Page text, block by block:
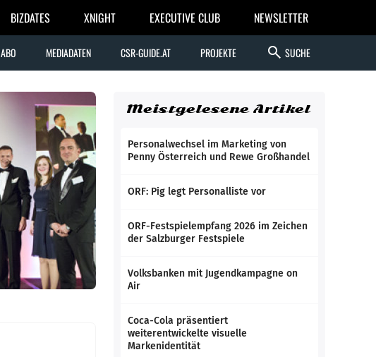
BIZDATES XNIGHT EXECUTIVE CLUB NEWSLETTER
ABO MEDIADATEN CSR-GUIDE.AT PROJEKTE search SUCHE
Meistgelesene Artikel
Personalwechsel im Marketing von
Penny Österreich und Rewe Großhandel
ORF: Pig legt Personalliste vor
ORF-Festspielempfang 2026 im Zeichen
der Salzburger Festspiele
Volksbanken mit Jugendkampagne on
Air
Coca-Cola präsentiert
weiterentwickelte visuelle
Markenidentität